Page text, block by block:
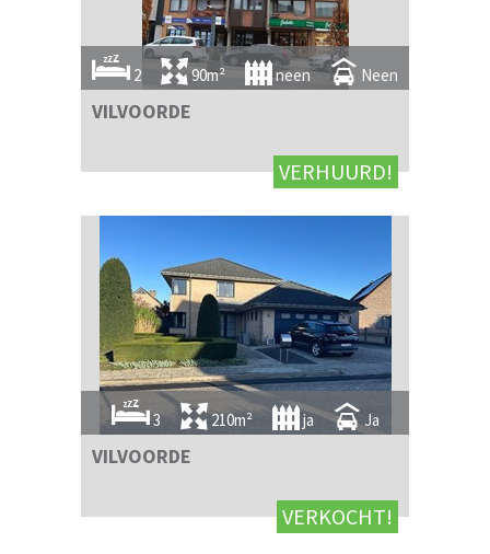
2 90m² neen Neen
VILVOORDE
VERHUURD!
3 210m² ja Ja
VILVOORDE
VERKOCHT!